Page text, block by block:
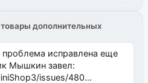
дополнительных
проблема исправлена еще
Мышкин завел:
issues/480